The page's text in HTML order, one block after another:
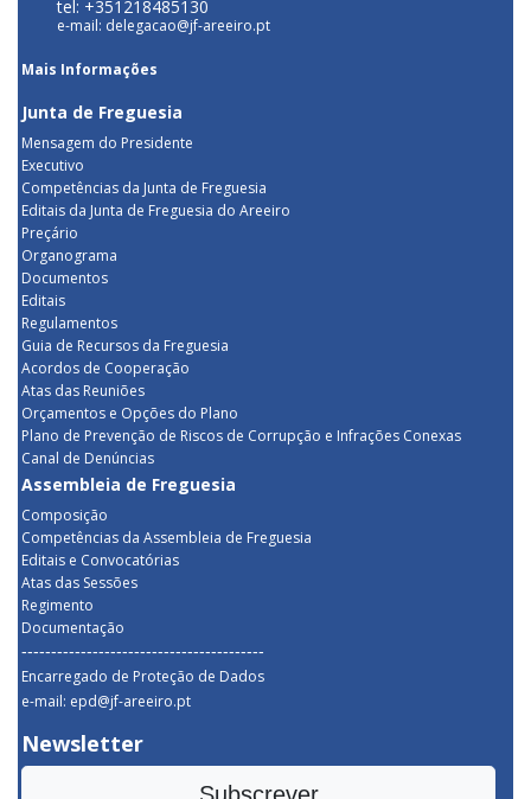
tel: +351218485130
e-mail: delegacao@jf-areeiro.pt
Mais Informações
Junta de Freguesia
Mensagem do Presidente
Executivo
Competências da Junta de Freguesia
Editais da Junta de Freguesia do Areeiro
Preçário
Organograma
Documentos
Editais
Regulamentos
Guia de Recursos da Freguesia
Acordos de Cooperação
Atas das Reuniões
Orçamentos e Opções do Plano
Plano de Prevenção de Riscos de Corrupção e Infrações Conexas
Canal de Denúncias
Assembleia de Freguesia
Composição
Competências da Assembleia de Freguesia
Editais e Convocatórias
Atas das Sessões
Regimento
Documentação
-----------------------------------------
Encarregado de Proteção de Dados
e-mail: epd@jf-areeiro.pt
Newsletter